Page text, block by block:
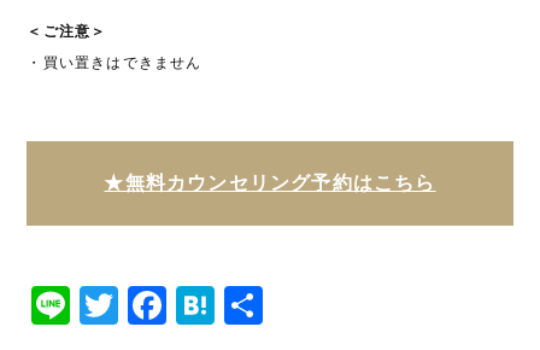
＜ご注意＞
・買い置きはできません
★無料カウンセリング予約はこちら
LineTwitter
Facebook
Hatena